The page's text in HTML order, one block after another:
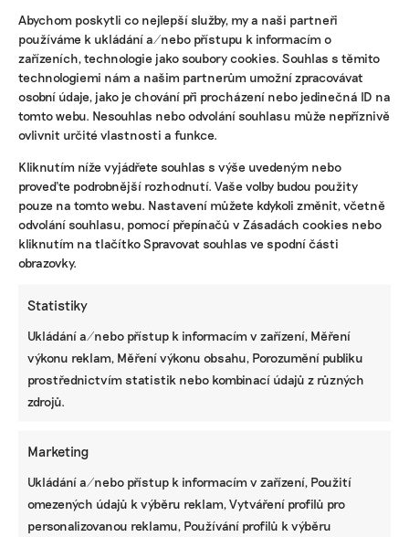
Abychom poskytli co nejlepší služby, my a naši partneři
používáme k ukládání a/nebo přístupu k informacím o
zařízeních, technologie jako soubory cookies. Souhlas s těmito
technologiemi nám a našim partnerům umožní zpracovávat
osobní údaje, jako je chování při procházení nebo jedinečná ID na
tomto webu. Nesouhlas nebo odvolání souhlasu může nepříznivě
ovlivnit určité vlastnosti a funkce.
Kliknutím níže vyjádřete souhlas s výše uvedeným nebo
proveďte podrobnější rozhodnutí. Vaše volby budou použity
pouze na tomto webu. Nastavení můžete kdykoli změnit, včetně
odvolání souhlasu, pomocí přepínačů v Zásadách cookies nebo
kliknutím na tlačítko Spravovat souhlas ve spodní části
obrazovky.
Statistiky
Ukládání a/nebo přístup k informacím v zařízení, Měření
výkonu reklam, Měření výkonu obsahu, Porozumění publiku
prostřednictvím statistik nebo kombinací údajů z různých
zdrojů.
Marketing
Ukládání a/nebo přístup k informacím v zařízení, Použití
omezených údajů k výběru reklam, Vytváření profilů pro
personalizovanou reklamu, Používání profilů k výběru
naleje, například do aerolinek. Souhlasíte s tím?
Z mého pohledu je důležité, aby stát z peněz
daňových poplatníků pomáhal firmám, které
platí daně v České republice, a ne v daňových
rájích. Druhým pravidlem je, že peníze daňových
záchranu podniků, které byly zdravé před krizí.
Zachraňovat ze státních prostředků se má to, co
má smysl do budoucna. Nemůžeme se snažit
zachránit ekonomiku Česka podporou výroby 20.
výroba není gigantická a masová, ale moderní,
customizovaná a chytrá.
Co je Green Deal
Green Deal je balíček opatření Evropské
2019 a který by měl občanům a
společnostem v EU zajistit přechod na
udržitelnější, ekologičtější hospodářství.
Mezi navrhovaná opatření patří snížení